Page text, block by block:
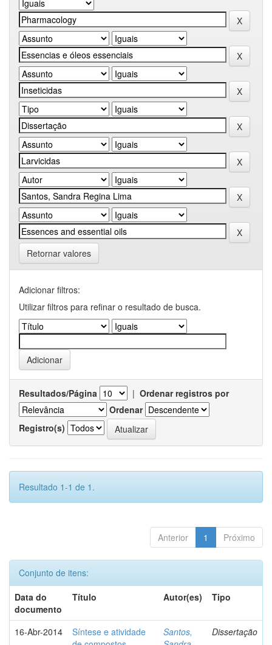
Retornar valores
Adicionar filtros:
Utilizar filtros para refinar o resultado de busca.
Resultados/Página | Ordenar registros por
Ordenar
Registro(s)
Resultado 1-1 de 1.
Anterior 1 Próximo
Conjunto de itens:
Data do
documento
Título Autor(es) Tipo
16-Abr-2014
Síntese e atividade
Santos,
Dissertação